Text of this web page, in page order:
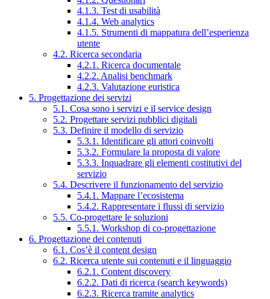
4.1.3. Test di usabilità
4.1.4. Web analytics
4.1.5. Strumenti di mappatura dell’esperienza
utente
4.2. Ricerca secondaria
4.2.1. Ricerca documentale
4.2.2. Analisi benchmark
4.2.3. Valutazione euristica
5. Progettazione dei servizi
5.1. Cosa sono i servizi e il service design
5.2. Progettare servizi pubblici digitali
5.3. Definire il modello di servizio
5.3.1. Identificare gli attori coinvolti
5.3.2. Formulare la proposta di valore
5.3.3. Inquadrare gli elementi costitutivi del
servizio
5.4. Descrivere il funzionamento del servizio
5.4.1. Mappare l’ecosistema
5.4.2. Rappresentare i flussi di servizio
5.5. Co-progettare le soluzioni
5.5.1. Workshop di co-progettazione
6. Progettazione dei contenuti
6.1. Cos’è il content design
6.2. Ricerca utente sui contenuti e il linguaggio
6.2.1. Content discovery
6.2.2. Dati di ricerca (search keywords)
6.2.3. Ricerca tramite analytics